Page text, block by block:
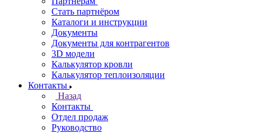
Стать партнёром
Каталоги и инструкции
Документы
Документы для контрагентов
3D модели
Калькулятор кровли
Калькулятор теплоизоляции
Контакты
Назад
Контакты
Отдел продаж
Руководство